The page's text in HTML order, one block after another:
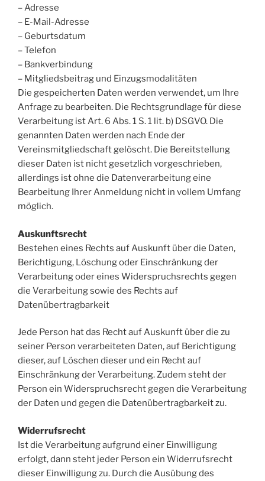
– Adresse
– E-Mail-Adresse
– Geburtsdatum
– Telefon
– Bankverbindung
– Mitgliedsbeitrag und Einzugsmodalitäten
Die gespeicherten Daten werden verwendet, um Ihre
Anfrage zu bearbeiten. Die Rechtsgrundlage für diese
Verarbeitung ist Art. 6 Abs. 1 S. 1 lit. b) DSGVO. Die
genannten Daten werden nach Ende der
Vereinsmitgliedschaft gelöscht. Die Bereitstellung
dieser Daten ist nicht gesetzlich vorgeschrieben,
allerdings ist ohne die Datenverarbeitung eine
Bearbeitung Ihrer Anmeldung nicht in vollem Umfang
möglich.
Auskunftsrecht
Bestehen eines Rechts auf Auskunft über die Daten,
Berichtigung, Löschung oder Einschränkung der
Verarbeitung oder eines Widerspruchsrechts gegen
die Verarbeitung sowie des Rechts auf
Datenübertragbarkeit
Jede Person hat das Recht auf Auskunft über die zu
seiner Person verarbeiteten Daten, auf Berichtigung
dieser, auf Löschen dieser und ein Recht auf
Einschränkung der Verarbeitung. Zudem steht der
Person ein Widerspruchsrecht gegen die Verarbeitung
der Daten und gegen die Datenübertragbarkeit zu.
Widerrufsrecht
Ist die Verarbeitung aufgrund einer Einwilligung
erfolgt, dann steht jeder Person ein Widerrufsrecht
dieser Einwilligung zu. Durch die Ausübung des